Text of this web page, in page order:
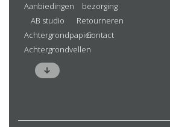
Aanbiedingen
AB studio
Achtergrondpapier
Achtergrondvellen
bezorging
Retourneren
Contact